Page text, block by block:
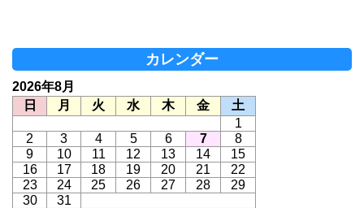
カレンダー
2026年8月
日
月 火 水 木 金
土
1
2
3 4 5 6 7
8
9
10 11 12 13 14
15
16
17 18 19 20 21
22
23
24 25 26 27 28
29
30
31